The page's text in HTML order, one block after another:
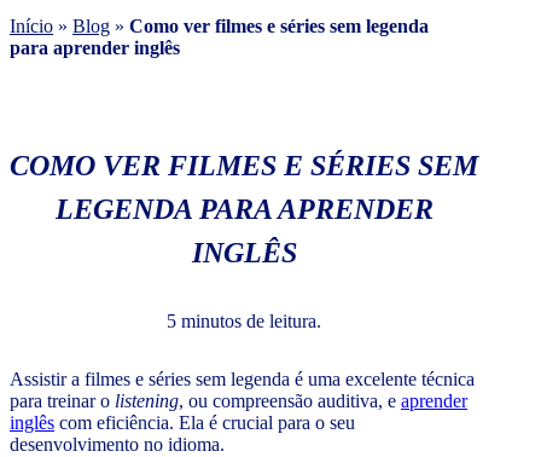
Início » Blog » Como ver filmes e séries sem legenda
para aprender inglês
COMO VER FILMES E SÉRIES SEM
LEGENDA PARA APRENDER
INGLÊS
5 minutos de leitura.
Assistir a filmes e séries sem legenda é uma excelente técnica
para treinar o listening, ou compreensão auditiva, e aprender
inglês com eficiência. Ela é crucial para o seu
desenvolvimento no idioma.